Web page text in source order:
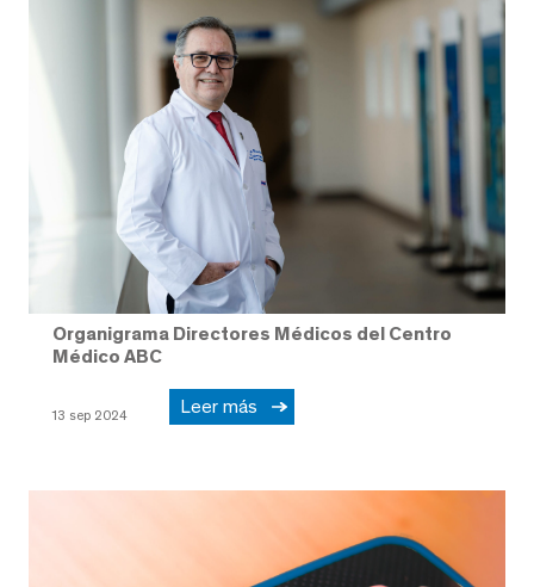
Organigrama Directores Médicos del Centro
Médico ABC
13 sep 2024 Leer más